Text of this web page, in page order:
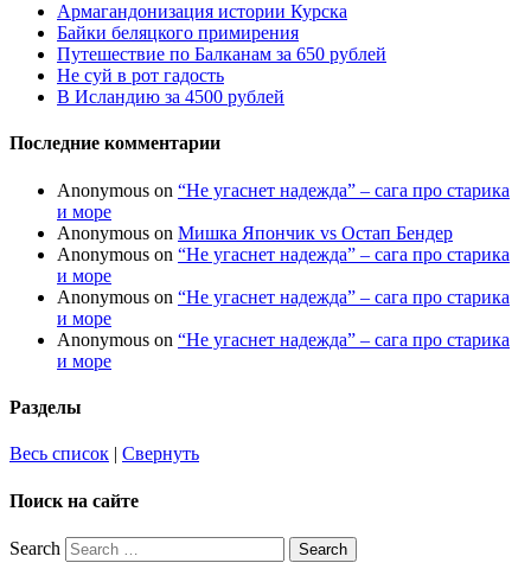
Армагандонизация истории Курска
Байки беляцкого примирения
Путешествие по Балканам за 650 рублей
Не суй в рот гадость
В Исландию за 4500 рублей
Последние комментарии
Anonymous on “Не угаснет надежда” – сага про старика
и море
Anonymous on Мишка Япончик vs Остап Бендер
Anonymous on “Не угаснет надежда” – сага про старика
и море
Anonymous on “Не угаснет надежда” – сага про старика
и море
Anonymous on “Не угаснет надежда” – сага про старика
и море
Разделы
Весь список | Свернуть
Поиск на сайте
Search